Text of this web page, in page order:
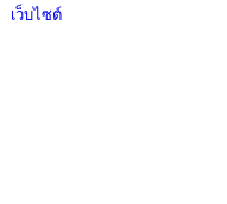
เว็บไซต์